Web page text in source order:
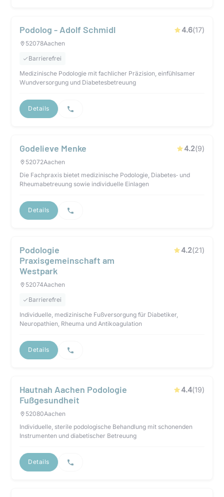
Podolog - Adolf Schmidl 4.6(17)
52078Aachen
Barrierefrei
Medizinische Podologie mit fachlicher Präzision, einfühlsamer
Wundversorgung und Diabetesbetreuung
Details
Godelieve Menke 4.2(9)
52072Aachen
Die Fachpraxis bietet medizinische Podologie, Diabetes‑ und
Rheumabetreuung sowie individuelle Einlagen
Details
Podologie
Praxisgemeinschaft am
Westpark
4.2(21)
52074Aachen
Barrierefrei
Individuelle, medizinische Fußversorgung für Diabetiker,
Neuropathien, Rheuma und Antikoagulation
Details
Hautnah Aachen Podologie
Fußgesundheit
4.4(19)
52080Aachen
Individuelle, sterile podologische Behandlung mit schonenden
Instrumenten und diabetischer Betreuung
Details